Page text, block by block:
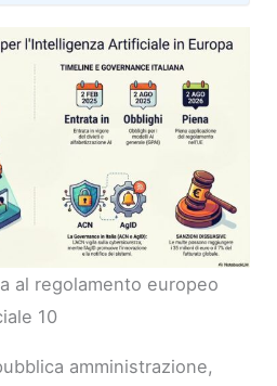
al regolamento europeo
10
amministrazione,